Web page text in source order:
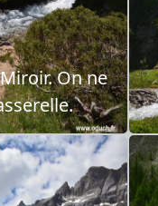
On ne